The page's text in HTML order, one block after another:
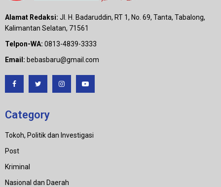
Alamat Redaksi: Jl. H. Badaruddin, RT 1, No. 69, Tanta, Tabalong,
Kalimantan Selatan, 71561
Telpon-WA: 0813-4839-3333
Email: bebasbaru@gmail.com
Category
Tokoh, Politik dan Investigasi
Post
Kriminal
Nasional dan Daerah